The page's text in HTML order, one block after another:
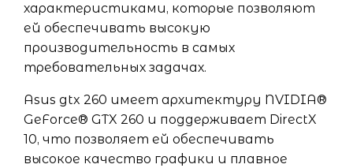
характеристиками, которые позволяют
ей обеспечивать высокую
производительность в самых
требовательных задачах.
Asus gtx 260 имеет архитектуру NVIDIA®
GeForce® GTX 260 и поддерживает DirectX
10, что позволяет ей обеспечивать
высокое качество графики и плавное